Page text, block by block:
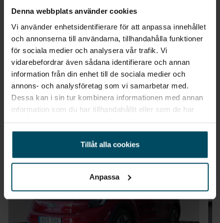
Denna webbplats använder cookies
Vi använder enhetsidentifierare för att anpassa innehållet
och annonserna till användarna, tillhandahålla funktioner
för sociala medier och analysera vår trafik. Vi
vidarebefordrar även sådana identifierare och annan
information från din enhet till de sociala medier och
annons- och analysföretag som vi samarbetar med.
Dessa kan i sin tur kombinera informationen med annan
information som du har tillhandahållit eller som de har
Tillåt alla cookies
Anpassa
Aktiv filövervakningssystem med driver alert
Antenn av typen hajfena
Dödavinkeln-övervakning
Elektrisk handbroms
Enpedalskörning
Intelligent hastighetsövervakning
Mode 3 laddkabel med typ 2 kontakt
Säljs på 8 orter